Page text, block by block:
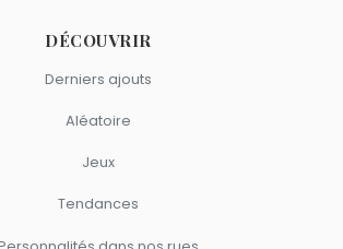
DÉCOUVRIR
Derniers ajouts
Aléatoire
Jeux
Tendances